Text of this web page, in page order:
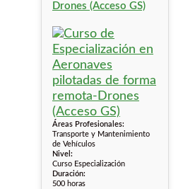
Drones (Acceso GS)
Áreas Profesionales:
Transporte y Mantenimiento
de Vehículos
Nivel:
Curso Especialización
Duración:
500 horas